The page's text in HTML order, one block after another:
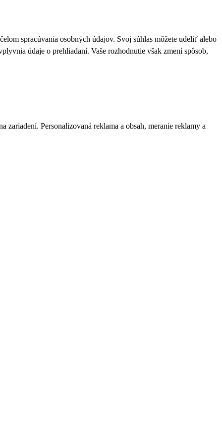
spracúvania osobných údajov. Svoj súhlas môžete udeliť alebo
údaje o prehliadaní. Vaše rozhodnutie však zmení spôsob,
Personalizovaná reklama a obsah, meranie reklamy a